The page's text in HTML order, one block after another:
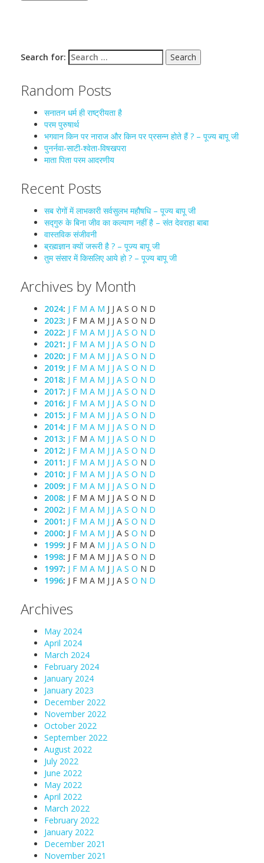
Search for:
Random Posts
सनातन धर्म ही राष्ट्रीयता है
परम पुरुषार्थ
भगवान किन पर नाराज और किन पर प्रसन्न होते हैं ? – पूज्य बापू जी
पुनर्नवा-साटी-श्वेता-विषखपरा
माता पिता परम आदरणीय
Recent Posts
सब रोगों में लाभकारी सर्वसुलभ महौषधि – पूज्य बापू जी
सद्गुरु के बिना जीव का कल्याण नहीं है – संत देवराहा बाबा
वास्तविक संजीवनी
ब्रह्मज्ञान क्यों जरूरी है ? – पूज्य बापू जी
तुम संसार में किसलिए आये हो ? – पूज्य बापू जी
Archives by Month
2024: J F M A M J J A S O N D
2023: J F M A M J J A S O N D
2022: J F M A M J J A S O N D
2021: J F M A M J J A S O N D
2020: J F M A M J J A S O N D
2019: J F M A M J J A S O N D
2018: J F M A M J J A S O N D
2017: J F M A M J J A S O N D
2016: J F M A M J J A S O N D
2015: J F M A M J J A S O N D
2014: J F M A M J J A S O N D
2013: J F M A M J J A S O N D
2012: J F M A M J J A S O N D
2011: J F M A M J J A S O N D
2010: J F M A M J J A S O N D
2009: J F M A M J J A S O N D
2008: J F M A M J J A S O N D
2002: J F M A M J J A S O N D
2001: J F M A M J J A S O N D
2000: J F M A M J J A S O N D
1999: J F M A M J J A S O N D
1998: J F M A M J J A S O N D
1997: J F M A M J J A S O N D
1996: J F M A M J J A S O N D
Archives
May 2024
April 2024
March 2024
February 2024
January 2024
January 2023
December 2022
November 2022
October 2022
September 2022
August 2022
July 2022
June 2022
May 2022
April 2022
March 2022
February 2022
January 2022
December 2021
November 2021